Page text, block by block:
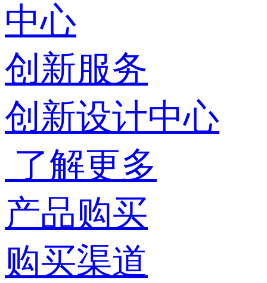
中心
创新服务
创新设计中心
了解更多
产品购买
购买渠道